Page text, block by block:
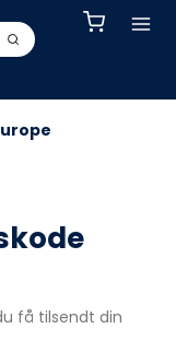
få tilsendt din